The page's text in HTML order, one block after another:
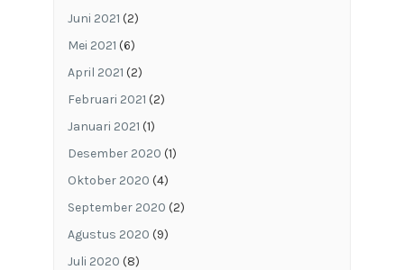
Juni 2021 (2)
Mei 2021 (6)
April 2021 (2)
Februari 2021 (2)
Januari 2021 (1)
Desember 2020 (1)
Oktober 2020 (4)
September 2020 (2)
Agustus 2020 (9)
Juli 2020 (8)